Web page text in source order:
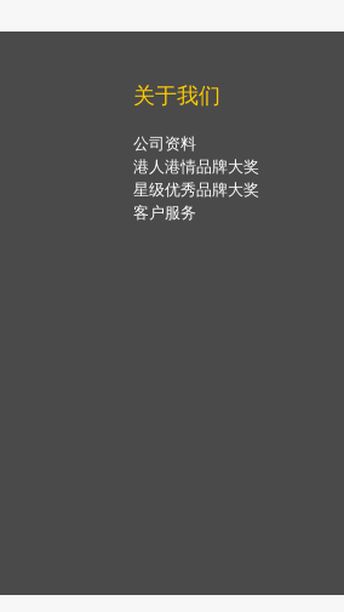
关于我们
公司资料
港人港情品牌大奖
星级优秀品牌大奖
客户服务